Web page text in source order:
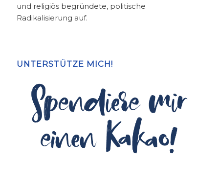
und religiös begründete, politische
Radikalisierung auf.
UNTERSTÜTZE MICH!